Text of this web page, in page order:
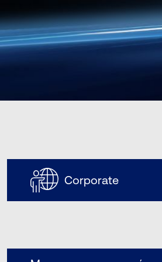
Corporate